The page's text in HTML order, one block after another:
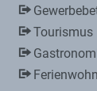
Tourismus